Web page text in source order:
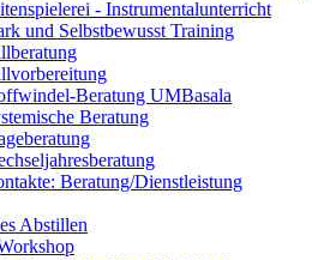
- Instrumentalunterricht
und Selbstbewusst Training
Beratung UMBasala
Beratung
Beratung/Dienstleistung
Abstillen